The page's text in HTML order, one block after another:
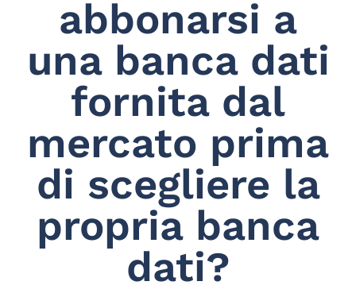
abbonarsi a
una banca dati
fornita dal
mercato prima
di scegliere la
propria banca
dati?